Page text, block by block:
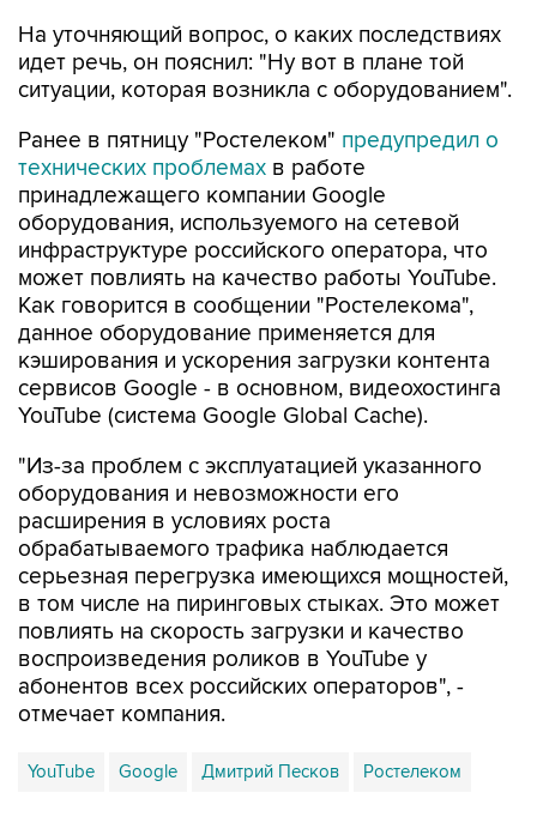
На уточняющий вопрос, о каких последствиях
идет речь, он пояснил: "Ну вот в плане той
ситуации, которая возникла с оборудованием".
Ранее в пятницу "Ростелеком" предупредил о
технических проблемах в работе
принадлежащего компании Google
оборудования, используемого на сетевой
инфраструктуре российского оператора, что
может повлиять на качество работы YouTube.
Как говорится в сообщении "Ростелекома",
данное оборудование применяется для
кэширования и ускорения загрузки контента
сервисов Googlе - в основном, видеохостинга
YouTube (система Google Global Cache).
"Из-за проблем с эксплуатацией указанного
оборудования и невозможности его
расширения в условиях роста
обрабатываемого трафика наблюдается
серьезная перегрузка имеющихся мощностей,
в том числе на пиринговых стыках. Это может
повлиять на скорость загрузки и качество
воспроизведения роликов в YouTube у
абонентов всех российских операторов", -
отмечает компания.
YouTube Google Дмитрий Песков Ростелеком